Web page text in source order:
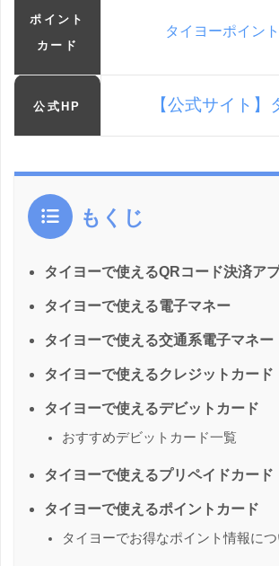
ポイント
カード
タイヨーポイン
公式HP 【公式サイト】
もくじ
タイヨーで使えるQRコード決済ア
タイヨーで使える電子マネー
タイヨーで使える交通系電子マネー
タイヨーで使えるクレジットカード
タイヨーで使えるデビットカード
おすすめデビットカード一覧
タイヨーで使えるプリペイドカード
タイヨーで使えるポイントカード
タイヨーでお得なポイント情報につ